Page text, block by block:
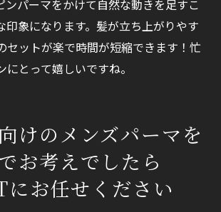
ンパーマをかけて自然な動きを足すこ
印象になります。髪が立ち上がりやす
セットが楽で時間が短縮できます！忙
にとって嬉しいですね。
けのメンズパーマを
お考えでしたら
お任せください